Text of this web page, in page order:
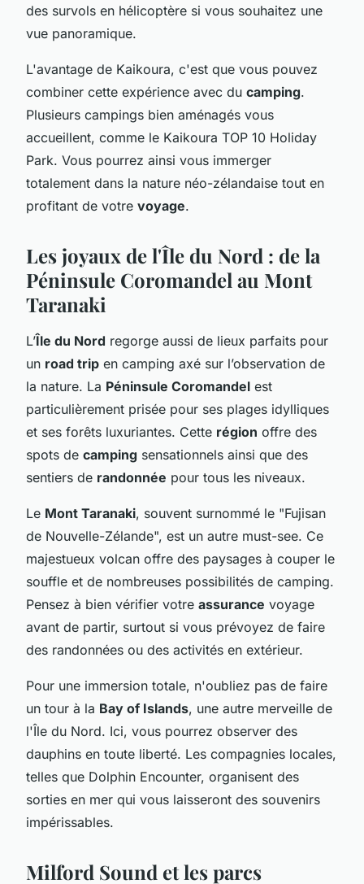
des survols en hélicoptère si vous souhaitez une
vue panoramique.
L'avantage de Kaikoura, c'est que vous pouvez
combiner cette expérience avec du camping.
Plusieurs campings bien aménagés vous
accueillent, comme le Kaikoura TOP 10 Holiday
Park. Vous pourrez ainsi vous immerger
totalement dans la nature néo-zélandaise tout en
profitant de votre voyage.
Les joyaux de l'Île du Nord : de la
Péninsule Coromandel au Mont
Taranaki
L’Île du Nord regorge aussi de lieux parfaits pour
un road trip en camping axé sur l’observation de
la nature. La Péninsule Coromandel est
particulièrement prisée pour ses plages idylliques
et ses forêts luxuriantes. Cette région offre des
spots de camping sensationnels ainsi que des
sentiers de randonnée pour tous les niveaux.
Le Mont Taranaki, souvent surnommé le "Fujisan
de Nouvelle-Zélande", est un autre must-see. Ce
majestueux volcan offre des paysages à couper le
souffle et de nombreuses possibilités de camping.
Pensez à bien vérifier votre assurance voyage
avant de partir, surtout si vous prévoyez de faire
des randonnées ou des activités en extérieur.
Pour une immersion totale, n'oubliez pas de faire
un tour à la Bay of Islands, une autre merveille de
l'Île du Nord. Ici, vous pourrez observer des
dauphins en toute liberté. Les compagnies locales,
telles que Dolphin Encounter, organisent des
sorties en mer qui vous laisseront des souvenirs
impérissables.
Milford Sound et les parcs